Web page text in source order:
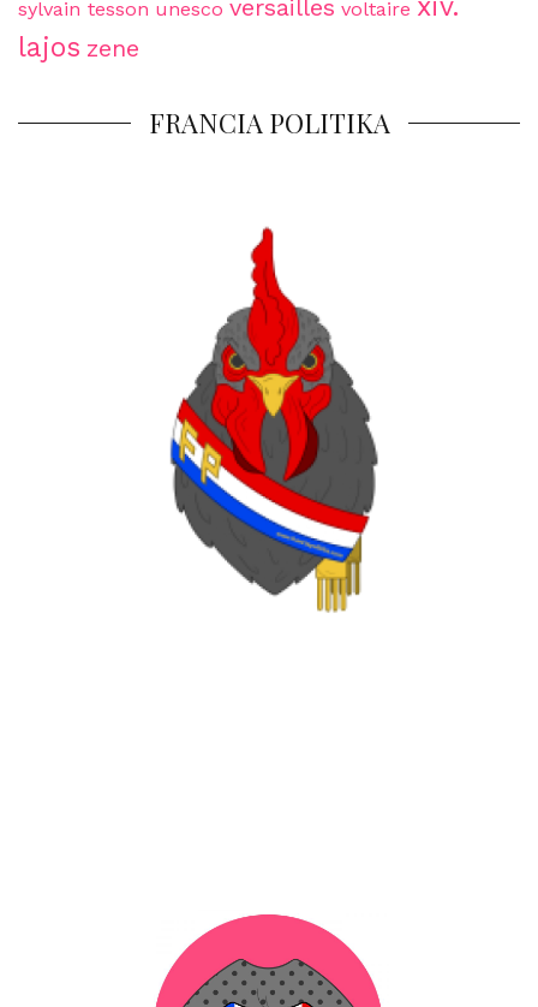
sylvain tesson unesco versailles voltaire
lajos zene
FRANCIA POLITIKA